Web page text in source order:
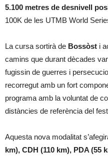
5.100 metres de desnivell
100K de les UTMB World
La cursa sortirà de Bossòst i
camins que durant dècades
fugissin de guerres i
recorregut amb un fort
programa amb la voluntat de
distàncies de referència del
Aquesta nova modalitat
km), CDH (110 km), PDA (55